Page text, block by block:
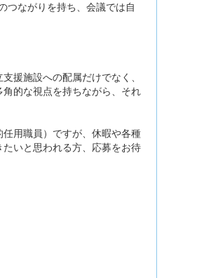
つながりを持ち、会議では自
援施設への配属だけでなく、
的な視点を持ちながら、それ
用職員）ですが、休暇や各種
いと思われる方、応募をお待